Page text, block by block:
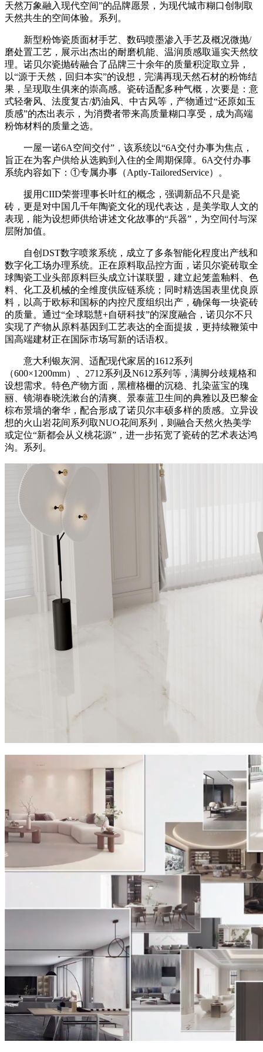
天然万象融入现代空间”的品牌愿景，为现代城市糊口创制取
天然共生的空间体验。系列。
新型粉饰瓷质面材手艺、数码喷墨渗入手艺及概况微抛/
磨处置工艺，展示出杰出的耐磨机能、温润质感取逼实天然纹
理。诺贝尔瓷抛砖融合了品牌三十余年的质量积淀取立异，
以“源于天然，回归本实”的设想，完满再现天然石材的粉饰结
果，呈现取生俱来的崇高感。瓷砖适配多种气概，次要是：意
式轻奢风、法度复古/奶油风、中古风等，产物通过“还原如玉
质感”的杰出表示，为消费者带来高质量糊口享受，成为高端
粉饰材料的质量之选。
一屋一诺6A空间交付”，该系统以“6A交付办事为焦点，
旨正在为客户供给从选购到入住的全周期保障。6A交付办事
系统内容如下：①专属办事（Aptly-TailoredService）。
援用CIID荣誉理事长叶红的概念，强调新品不只是瓷
砖，更是对中国几千年陶瓷文化的现代表达，是美学取人文的
表现，能为设想师供给讲述文化故事的“兵器”，为空间付与深
层附加值。
自创DST数字喷浆系统，成立了多条智能化程度出产线和
数字化工场办理系统。正在原料取品控方面，诺贝尔瓷砖取全
球陶瓷工业头部原料巨头成立计谋联盟，建立起笼盖釉料、色
料、化工及机械的全维度供应链系统；同时精选国表里优良原
料，以高于欧标和国标的内控尺度组织出产，确保每一块瓷砖
的质量。通过“全球聪慧+自研科技”的深度融合，诺贝尔不只
实现了产物从原料基因到工艺表达的全面提拔，更持续鞭策中
国高端建材正在国际市场写新的话语权。
意大利银灰洞、适配现代家居的1612系列
（600×1200mm）、2712系列及N612系列等，满脚分歧规格和
设想需求。特色产物方面，黑檀格栅的沉稳、扎染蓝宝的瑰
丽、镜湖春晓洗漱台的清爽、景泰蓝卫生间的典雅以及巴黎金
棕布景墙的奢华，配合形成了诺贝尔丰硕多样的质感。立异设
想的火山岩花间系列取NUO花间系列，则融合天然火热美学
或定位“新都会从义桃花源”，进一步拓宽了瓷砖的艺术表达鸿
沟。系列。